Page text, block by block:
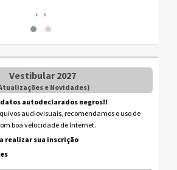
‹ ›
Vestibular 2027
e Novidades)
autodeclarados negros!!
audiovisuais, recomendamos o uso de
boa velocidade de Internet.
realizar sua inscrição